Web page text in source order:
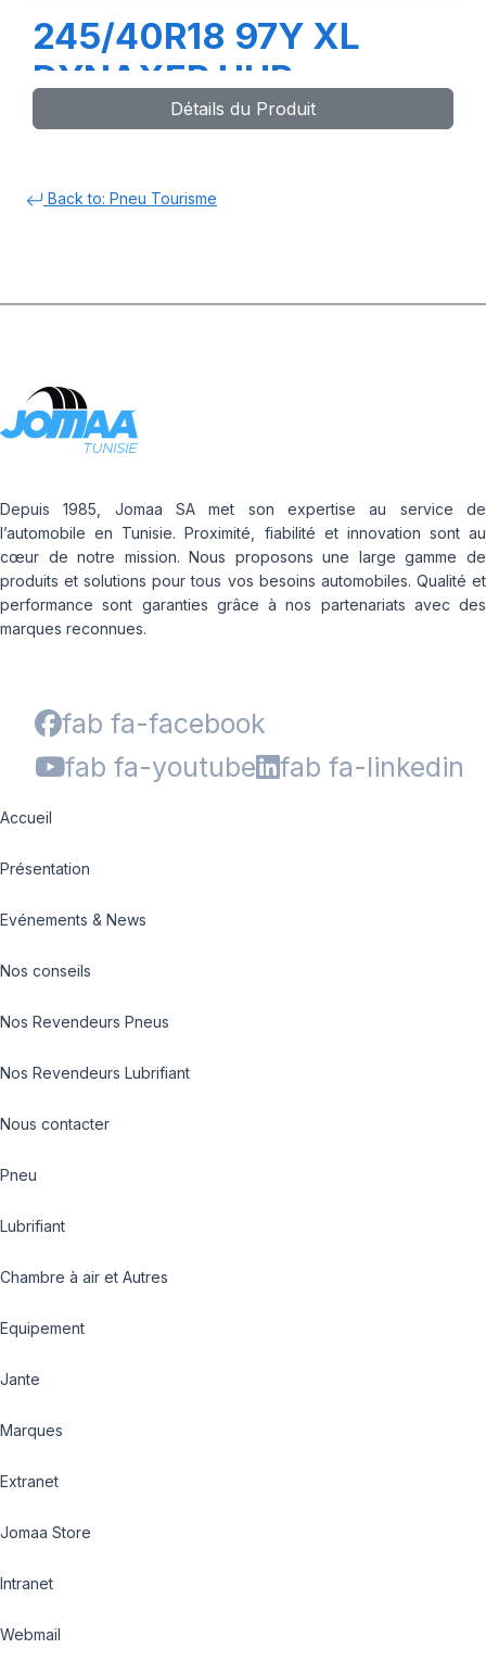
245/40R18 97Y XL
DYNAXER UHP
Détails du Produit
Back to: Pneu Tourisme
Depuis 1985, Jomaa SA met son expertise au service de
l’automobile en Tunisie. Proximité, fiabilité et innovation sont au
cœur de notre mission. Nous proposons une large gamme de
produits et solutions pour tous vos besoins automobiles. Qualité et
performance sont garanties grâce à nos partenariats avec des
marques reconnues.
fab fa-facebook
fab fa-youtube
fab fa-linkedin
Accueil
Présentation
Evénements & News
Nos conseils
Nos Revendeurs Pneus
Nos Revendeurs Lubrifiant
Nous contacter
Pneu
Lubrifiant
Chambre à air et Autres
Equipement
Jante
Marques
Extranet
Jomaa Store
Intranet
Webmail